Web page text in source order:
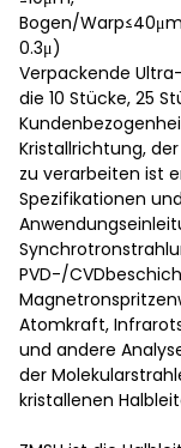
Bogen/
0.3μ)
Verpackende
die 10 Stücke, 25
Kristallrichtung,
zu verarbeiten ist
Spezifikationen
PVD-/
Atomkraft,
und andere
der
kristallenen